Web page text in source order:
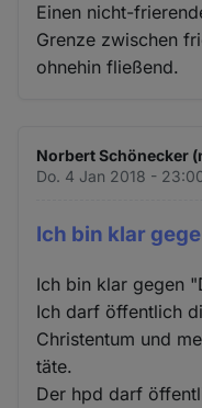
Einen nicht-
Grenze zwischen
ohnehin fließend.
Norbert Schönecker
Do. 4 Jan 2018 -
Ich bin klar
Ich bin klar gegen
Ich darf öffentlich
Christentum und
täte.
Der hpd darf